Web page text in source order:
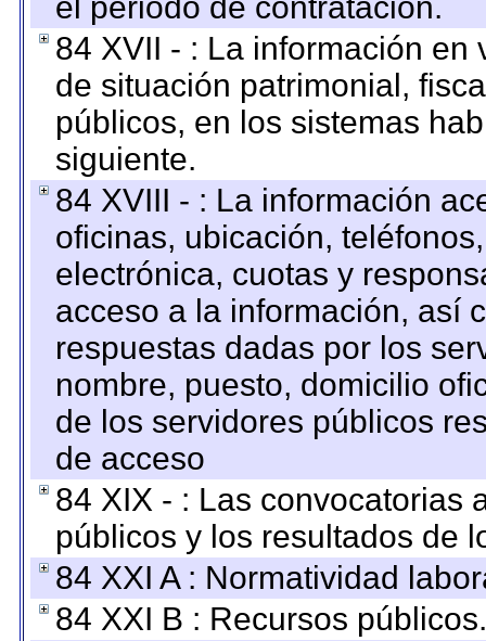
84 XVII - : La información
de situación patrimonial,
públicos, en los sistemas
siguiente.
84 XVIII - : La información
oficinas, ubicación,
electrónica, cuotas y
acceso a la información, así
respuestas dadas por los
nombre, puesto, domicilio
de los servidores públicos
de acceso
84 XIX - : Las convocatorias
públicos y los resultados de
84 XXI A : Normatividad
84 XXI B : Recursos públicos.